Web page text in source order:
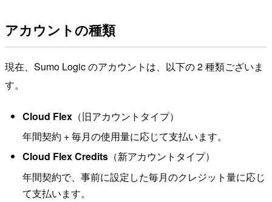
アカウントの種類
現在、Sumo Logic のアカウントは、以下の 2 種類ございま
す。
Cloud Flex（旧アカウントタイプ）
年間契約 + 毎月の使用量に応じて支払います。
Cloud Flex Credits（新アカウントタイプ）
年間契約で、事前に設定した毎月のクレジット量に応じ
て支払います。